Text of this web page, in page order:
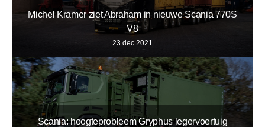
Michel Kramer ziet Abraham in nieuwe Scania 770S
V8
23 dec 2021
Scania: hoogteprobleem Gryphus legervoertuig